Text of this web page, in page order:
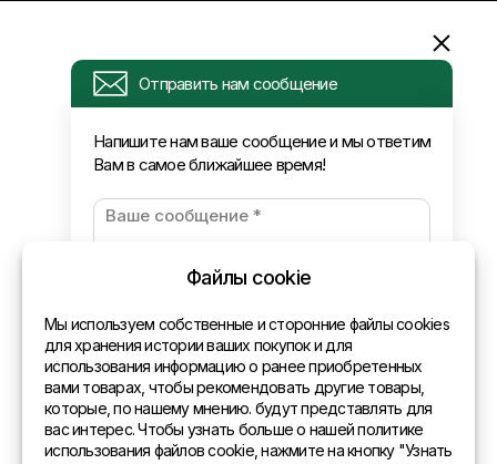
Отправить нам сообщение
Напишите нам ваше сообщение и мы ответим
Вам в самое ближайшее время!
Информация
Запрос
Оплата и доставка
Политика конфиденциальности
Контакты
Общая информация
Представительства в мире
Файлы cookie
Мы используем собственные и сторонние файлы cookies
для хранения истории ваших покупок и для
использования информацию о ранее приобретенных
вами товарах, чтобы рекомендовать другие товары,
которые, по нашему мнению. будут представлять для
вас интерес. Чтобы узнать больше о нашей политике
использования файлов cookie, нажмите на кнопку "Узнать